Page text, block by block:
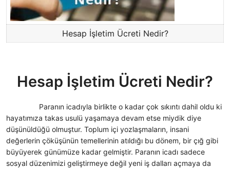
Hesap İşletim Ücreti Nedir?
Hesap İşletim Ücreti Nedir?
Paranın icadıyla birlikte o kadar çok sıkıntı dahil oldu ki
hayatımıza takas usulü yaşamaya devam etse miydik diye
düşünüldüğü olmuştur. Toplum içi yozlaşmaların, insani
değerlerin çöküşünün temellerinin atıldığı bu dönem, bir çığ gibi
büyüyerek günümüze kadar gelmiştir. Paranın icadı sadece
sosyal düzenimizi geliştirmeye değil yeni iş dalları açmaya da